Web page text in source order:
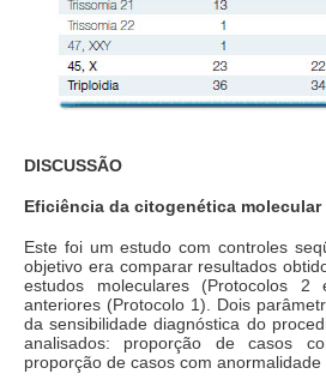
DISCUSSÃO
Eficiência da citogenética molecular
Este foi um estudo com controles
objetivo era comparar resultados
estudos moleculares (Protocolos
anteriores (Protocolo 1). Dois
da sensibilidade diagnóstica do
analisados: proporção de casos
proporção de casos com anormalidade